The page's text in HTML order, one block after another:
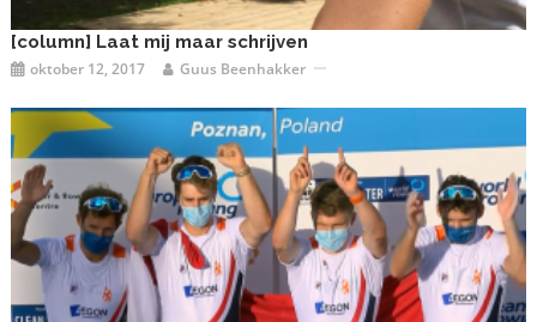
[column] Laat mij maar schrijven
oktober 12, 2017 Guus Beenhakker